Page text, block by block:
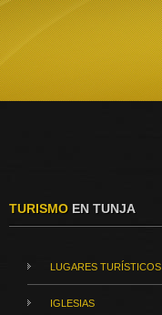
TURISMO EN TUNJA
LUGARES TURÍSTICOS
IGLESIAS